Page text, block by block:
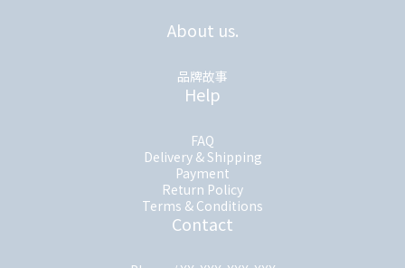
About us.
品牌故事
Help
FAQ
Delivery & Shipping
Payment
Return Policy
Terms & Conditions
Contact